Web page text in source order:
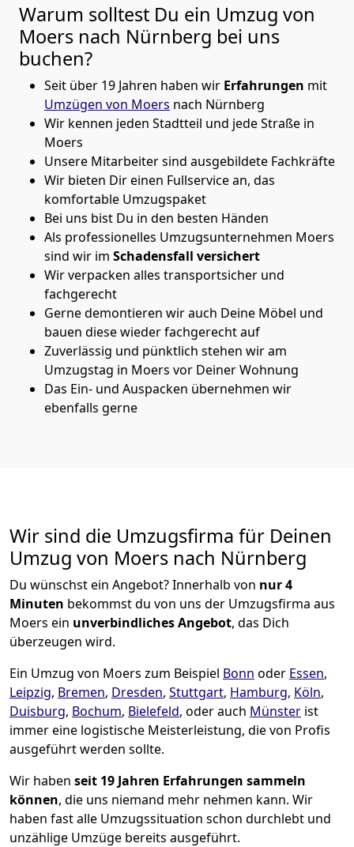
Warum solltest Du ein Umzug von
Moers nach Nürnberg bei uns
buchen?
Seit über 19 Jahren haben wir Erfahrungen mit
Umzügen von Moers nach Nürnberg
Wir kennen jeden Stadtteil und jede Straße in
Moers
Unsere Mitarbeiter sind ausgebildete Fachkräfte
Wir bieten Dir einen Fullservice an, das
komfortable Umzugspaket
Bei uns bist Du in den besten Händen
Als professionelles Umzugsunternehmen Moers
sind wir im Schadensfall versichert
Wir verpacken alles transportsicher und
fachgerecht
Gerne demontieren wir auch Deine Möbel und
bauen diese wieder fachgerecht auf
Zuverlässig und pünktlich stehen wir am
Umzugstag in Moers vor Deiner Wohnung
Das Ein- und Auspacken übernehmen wir
ebenfalls gerne
Wir sind die Umzugsfirma für Deinen
Umzug von Moers nach Nürnberg
Du wünschst ein Angebot? Innerhalb von nur 4
Minuten bekommst du von uns der Umzugsfirma aus
Moers ein unverbindliches Angebot, das Dich
überzeugen wird.
Ein Umzug von Moers zum Beispiel Bonn oder Essen,
Leipzig, Bremen, Dresden, Stuttgart, Hamburg, Köln,
Duisburg, Bochum, Bielefeld, oder auch Münster ist
immer eine logistische Meisterleistung, die von Profis
ausgeführt werden sollte.
Wir haben seit 19 Jahren Erfahrungen sammeln
können, die uns niemand mehr nehmen kann. Wir
haben fast alle Umzugssituation schon durchlebt und
unzählige Umzüge bereits ausgeführt.